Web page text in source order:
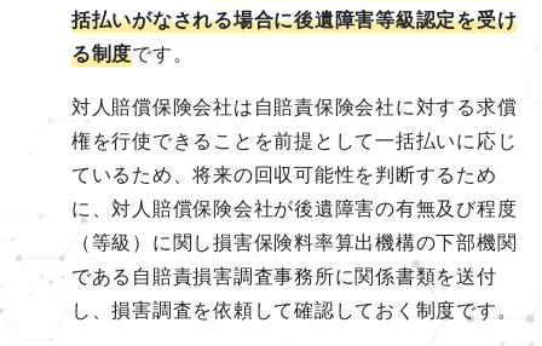
括払いがなされる場合に後遺障害等級認定を受け
る制度です。
対人賠償保険会社は自賠責保険会社に対する求償
権を行使できることを前提として一括払いに応じ
ているため、将来の回収可能性を判断するため
に、対人賠償保険会社が後遺障害の有無及び程度
（等級）に関し損害保険料率算出機構の下部機関
である自賠責損害調査事務所に関係書類を送付
し、損害調査を依頼して確認しておく制度です。